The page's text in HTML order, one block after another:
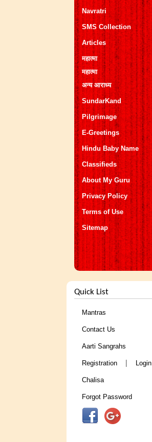
Navratri
SMS Collection
Articles
महात्मा
महात्मा
अन्य आराध्य
SundarKand
Pilgrimage
E-Greetings
Hindu Baby Name
Classifieds
About My Guru
Privacy Policy
Terms of Use
Sitemap
Quick List
Mantras
Contact Us
Aarti Sangrahs
Registration | Login
Chalisa
Forgot Password